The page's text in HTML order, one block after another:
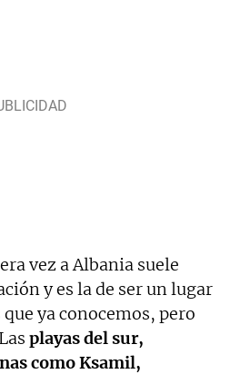
vez a Albania suele
y es la de ser un lugar
ya conocemos, pero
playas del sur,
como Ksamil,